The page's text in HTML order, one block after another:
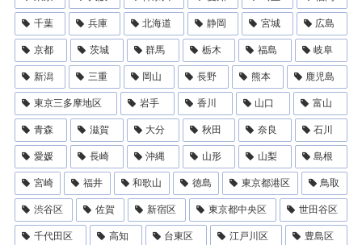
千葉 兵庫 北海道 静岡 宮城 広島
京都 茨城 群馬 栃木 福島 岐阜
新潟 三重 岡山 長野 熊本 鹿児島
東京三多摩地区 岩手 香川 山口 富山
青森 滋賀 大分 秋田 奈良 石川
愛媛 長崎 沖縄 山形 山梨 島根
宮崎 福井 和歌山 徳島 東京都港区 鳥取
渋谷区 佐賀 新宿区 東京都中央区 世田谷区
千代田区 高知 台東区 江戸川区 豊島区